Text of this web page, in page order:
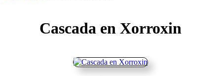
Cascada en Xorroxin